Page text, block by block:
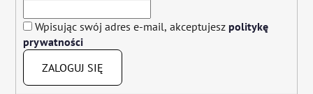
Wpisując swój adres e-mail, akceptujesz politykę
prywatności
ZALOGUJ SIĘ